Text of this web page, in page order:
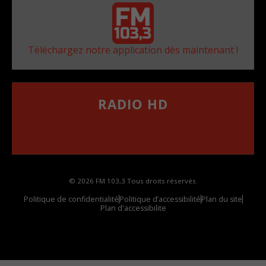
Téléchargez notre application dès maintenant !
RADIO HD
© 2026 FM 103,3 Tous droits réservés.
Politique de confidentialitéPolitique d’accessibilitéPlan du site
Plan d'accessibilite